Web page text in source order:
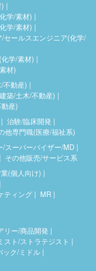
学/素材)
学/素材)
セールスエンジニア(化学/
学/素材)
材)
不動産)
築/土木/不動産)
産)
治験/臨床開発
他専門職(医療/福祉系)
/スーパーバイザー/MD
その他販売/サービス系
(個人向け)
ティング
MR
リー/商品開発
スト/ストラテジスト
ック/ミドル